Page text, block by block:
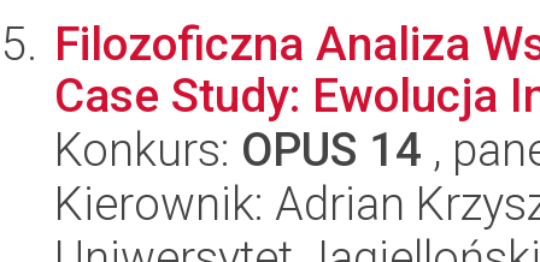
Filozoficzna Analiza
Case Study: Ewolucja
Konkurs: OPUS 14 ,
Kierownik: Adrian